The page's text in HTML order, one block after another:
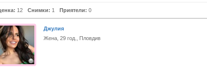
12 Снимки: 1 Приятели: 0
Джулия
Жена, 29 год., Пловдив